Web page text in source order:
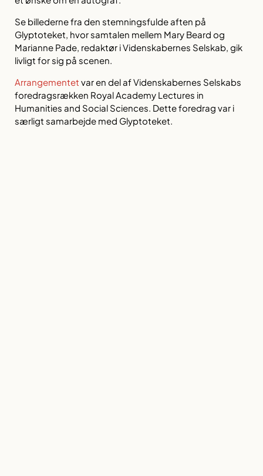
Se billederne fra den stemningsfulde aften på
Glyptoteket, hvor samtalen mellem Mary Beard og
Marianne Pade, redaktør i Videnskabernes Selskab, gik
livligt for sig på scenen.
Arrangementet var en del af Videnskabernes Selskabs
foredragsrækken Royal Academy Lectures in
Humanities and Social Sciences. Dette foredrag var i
særligt samarbejde med Glyptoteket.